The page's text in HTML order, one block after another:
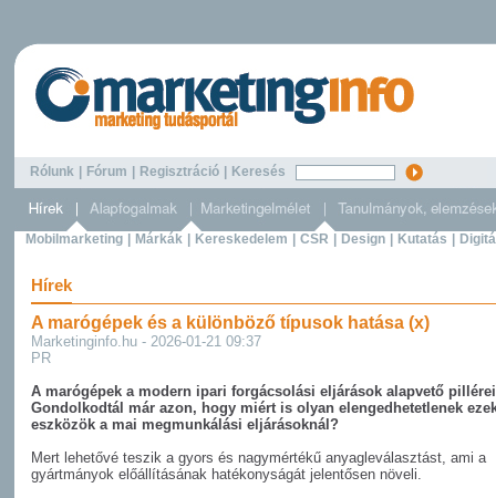
Rólunk Fórum Regisztráció Keresés
Mobilmarketing Márkák Kereskedelem CSR Design Kutatás
Hírek
A marógépek és a különböző típusok hatása (x)
Marketinginfo.hu - 2026-01-21 09:37
PR
A marógépek a modern ipari forgácsolási eljárások alapvető
Gondolkodtál már azon, hogy miért is olyan elengedhetetlenek
eszközök a mai megmunkálási eljárásoknál?
Mert lehetővé teszik a gyors és nagymértékű anyagleválasztást, ami a
gyártmányok előállításának hatékonyságát jelentősen növeli.